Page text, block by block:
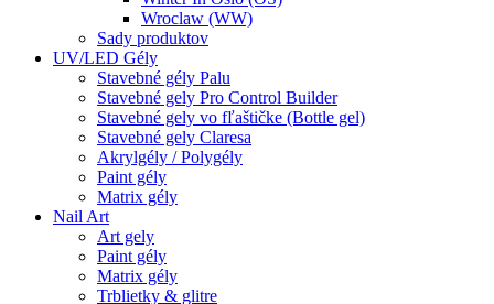
Wroclaw (WW)
Sady produktov
UV/LED Gély
Stavebné gély Palu
Stavebné gely Pro Control Builder
Stavebné gely vo fľaštičke (Bottle gel)
Stavebné gely Claresa
Akrylgély / Polygély
Paint gély
Matrix gély
Nail Art
Art gely
Paint gély
Matrix gély
Trblietky & glitre